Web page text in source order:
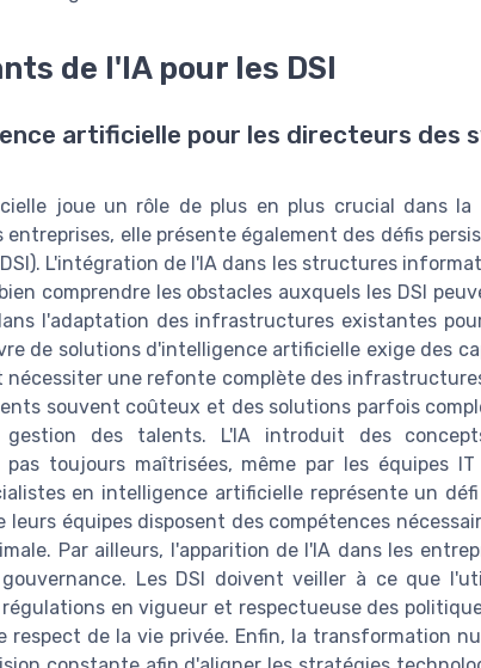
de l'IA pour les DSI
artificielle pour les directeurs des
joue un rôle de plus en plus crucial dans la
elle présente également des défis
L'intégration de l'IA dans les structures
comprendre les obstacles auxquels les DSI
l'adaptation des infrastructures existantes
de solutions d'intelligence artificielle exige des
nécessiter une refonte complète des
souvent coûteux et des solutions parfois
des talents. L'IA introduit des
toujours maîtrisées, même par les équipes IT
en intelligence artificielle représente un
leurs équipes disposent des compétences
Par ailleurs, l'apparition de l'IA dans les
Les DSI doivent veiller à ce que
en vigueur et respectueuse des
respect de la vie privée. Enfin, la transformation